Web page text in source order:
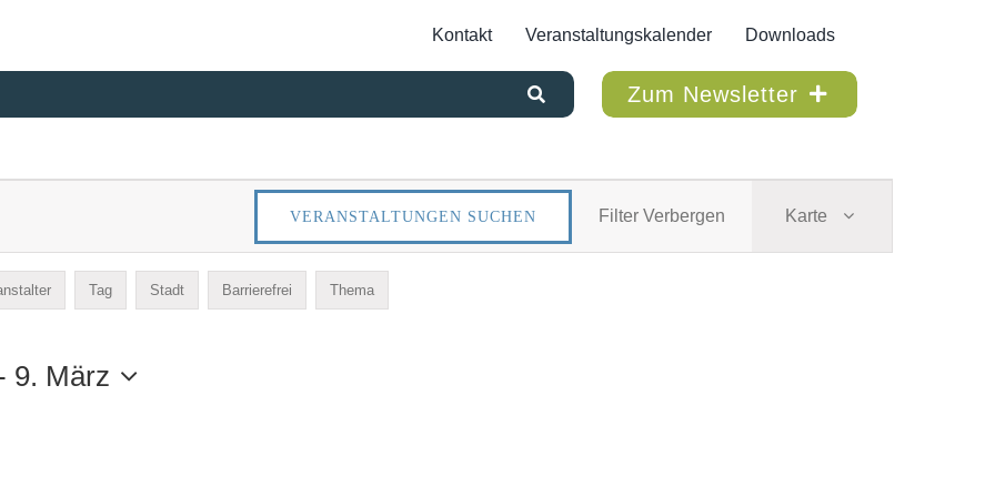
Kontakt Veranstaltungskalender Downloads
Zum Newsletter
VERANSTALTUNGEN SUCHEN Filter Verbergen Karte
Tag Stadt Barrierefrei Thema
9. März